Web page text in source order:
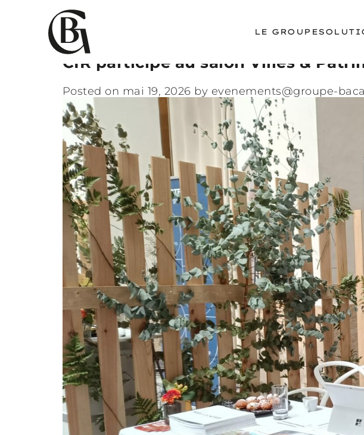
LE GROUPE
Archive
CIR participe au salon Villes &
Posted on mai 19, 2026 by evenements@groupe-